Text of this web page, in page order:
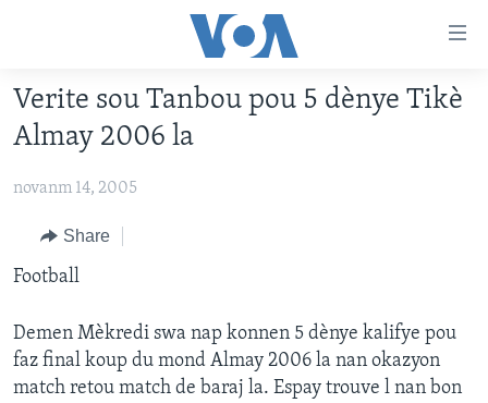
Skip
main
Skip
Navigation
to
Search
LÈZETAZINI
AMERIK LATIN
ENTÈNASYONAL
VIDEO
Learning English
Verite sou Tanbou pou 5 dènye Tikè
Almay 2006 la
novanm 14, 2005
Share
Football
Demen Mèkredi swa nap konnen 5 dènye kalifye pou
faz final koup du mond Almay 2006 la nan okazyon
match retou match de baraj la. Espay trouve l nan bon